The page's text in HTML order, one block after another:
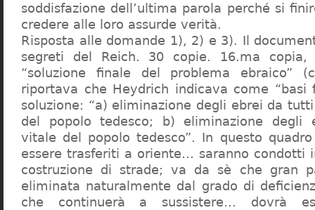
soddisfazione dell’ultima parola perché si
credere alle loro assurde verità.
Risposta alle domande 1), 2) e 3). Il
segreti del Reich. 30 copie. 16.ma copia,
“soluzione finale del problema ebraico”
riportava che Heydrich indicava come “basi
soluzione: “a) eliminazione degli ebrei da
del popolo tedesco; b) eliminazione degli
vitale del popolo tedesco”. In questo
essere trasferiti a oriente… saranno condotti
costruzione di strade; va da sè che gran
eliminata naturalmente dal grado di
che continuerà a sussistere… dovrà